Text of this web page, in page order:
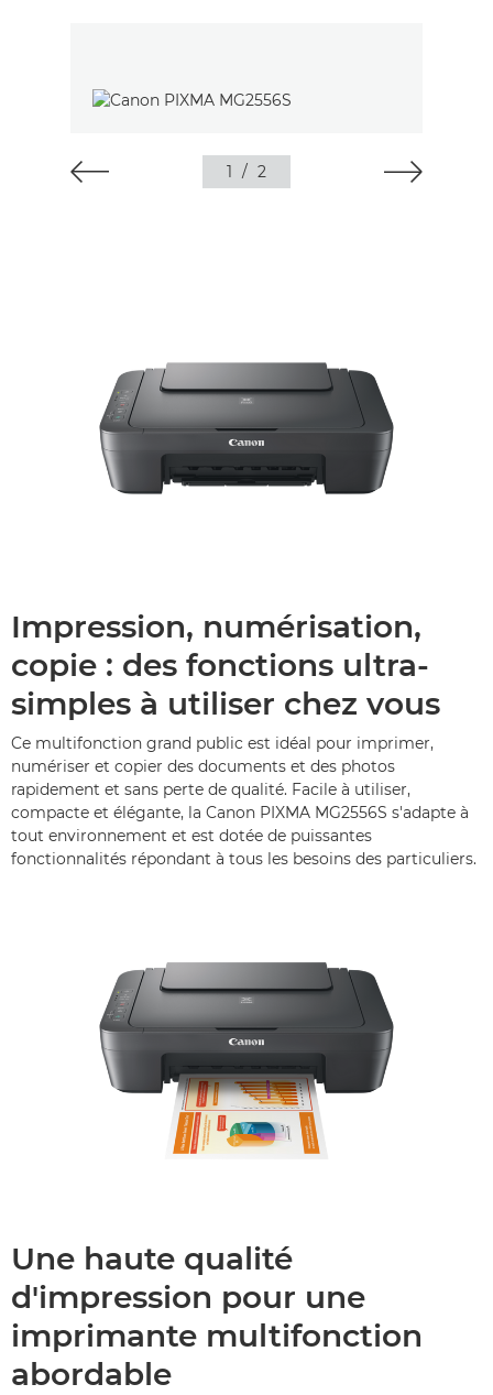
1 / 2
Impression, numérisation,
copie : des fonctions ultra-
simples à utiliser chez vous
Ce multifonction grand public est idéal pour imprimer,
numériser et copier des documents et des photos
rapidement et sans perte de qualité. Facile à utiliser,
compacte et élégante, la Canon PIXMA MG2556S s'adapte à
tout environnement et est dotée de puissantes
fonctionnalités répondant à tous les besoins des particuliers.
Une haute qualité
d'impression pour une
imprimante multifonction
abordable